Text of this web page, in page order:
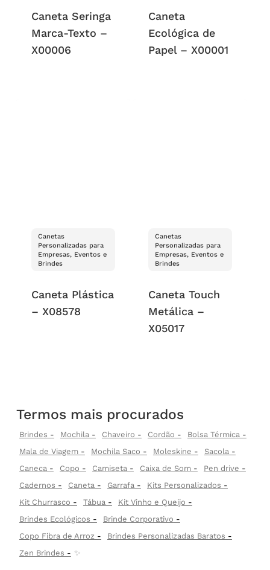
Caneta Seringa
Marca-Texto –
X00006
Caneta
Ecológica de
Papel – X00001
Canetas
Personalizadas para
Empresas, Eventos e
Brindes
Caneta Plástica
– X08578
Canetas
Personalizadas para
Empresas, Eventos e
Brindes
Caneta Touch
Metálica –
X05017
Termos mais procurados
Brindes Mochila Chaveiro Cordão
Bolsa Térmica
Mala de Viagem
Mochila Saco Moleskine
Sacola
Caneca
Copo Camiseta Caixa de Som
Pen drive
Cadernos
Caneta Garrafa
Kits Personalizados
Kit Churrasco
Tábua
Kit Vinho e Queijo
Brindes Ecológicos
Brinde Corporativo
Copo Fibra de Arroz
Brindes Personalizadas Baratos
Zen Brindes
✨